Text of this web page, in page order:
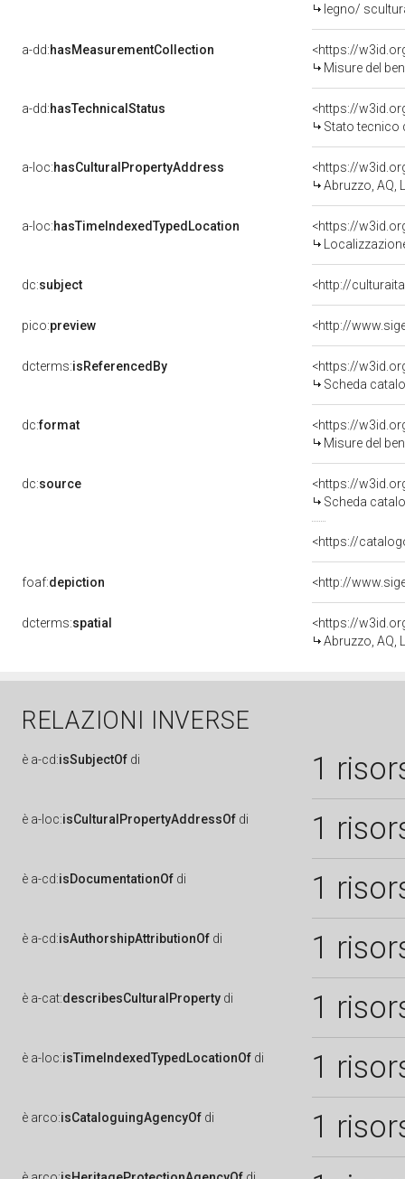
legno/
a-dd:hasMeasurementCollection
<https://
Misure del
a-dd:hasTechnicalStatus
<https://
Stato tecnico
a-loc:hasCulturalPropertyAddress
<https://
Abruzzo, AQ,
a-loc:hasTimeIndexedTypedLocation
<https://
dc:subject <http://
pico:preview <http://
dcterms:isReferencedBy
<https://
Scheda
dc:format
<https://
Misure del
dc:source
<https://
Scheda
<https://
foaf:depiction <http://
dcterms:spatial
<https://
Abruzzo, AQ,
RELAZIONI INVERSE
è a-cd:isSubjectOf di 1
è a-loc:isCulturalPropertyAddressOf di 1
è a-cd:isDocumentationOf di 1
è a-cd:isAuthorshipAttributionOf di 1
è a-cat:describesCulturalProperty di 1
è a-loc:isTimeIndexedTypedLocationOf di 1
è arco:isCataloguingAgencyOf di 1